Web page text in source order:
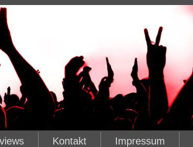
Kontakt Impressum